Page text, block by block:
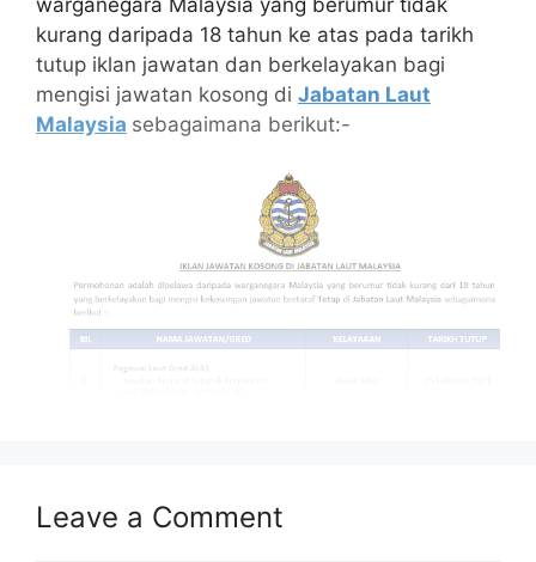
kurang daripada 18 tahun ke atas pada tarikh
tutup iklan jawatan dan berkelayakan bagi
mengisi jawatan kosong di Jabatan Laut
Malaysia sebagaimana berikut:-
MAKLUMAT PERMOHONAN
Leave a Comment